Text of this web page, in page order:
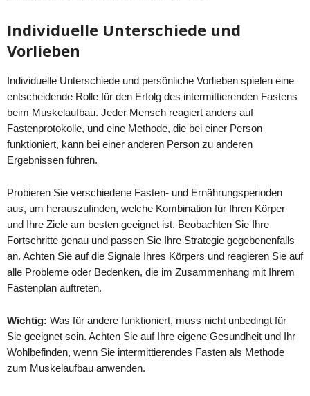
Individuelle Unterschiede und
Vorlieben
Individuelle Unterschiede und persönliche Vorlieben spielen eine
entscheidende Rolle für den Erfolg des intermittierenden Fastens
beim Muskelaufbau. Jeder Mensch reagiert anders auf
Fastenprotokolle, und eine Methode, die bei einer Person
funktioniert, kann bei einer anderen Person zu anderen
Ergebnissen führen.
Probieren Sie verschiedene Fasten- und Ernährungsperioden
aus, um herauszufinden, welche Kombination für Ihren Körper
und Ihre Ziele am besten geeignet ist. Beobachten Sie Ihre
Fortschritte genau und passen Sie Ihre Strategie gegebenenfalls
an. Achten Sie auf die Signale Ihres Körpers und reagieren Sie auf
alle Probleme oder Bedenken, die im Zusammenhang mit Ihrem
Fastenplan auftreten.
Wichtig: Was für andere funktioniert, muss nicht unbedingt für
Sie geeignet sein. Achten Sie auf Ihre eigene Gesundheit und Ihr
Wohlbefinden, wenn Sie intermittierendes Fasten als Methode
zum Muskelaufbau anwenden.